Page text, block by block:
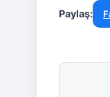
Paylaş: